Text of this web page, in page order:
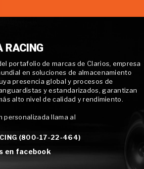
RACING
portafolio de marcas de Clarios, empresa
en soluciones de almacenamiento
presencia global y procesos de
y estandarizados, garantizan
alto nivel de calidad y rendimiento.
personalizada llama al
(800-17-22-464)
en facebook